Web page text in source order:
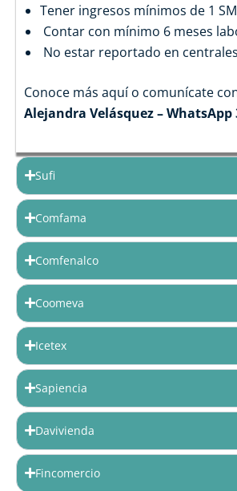
Tener ingresos mínimos de 1
Contar con mínimo 6 meses
No estar reportado en
Conoce más aquí o comunícate
Alejandra Velásquez – WhatsApp
Sufi
Comfama
Comfenalco
Coomeva
Icetex
Sapiencia
Davivienda
Fincomercio